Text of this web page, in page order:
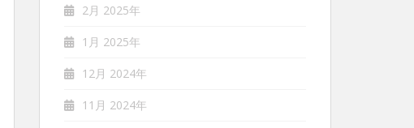
2月 2025年
1月 2025年
12月 2024年
11月 2024年